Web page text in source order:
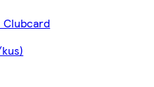
Clubcard